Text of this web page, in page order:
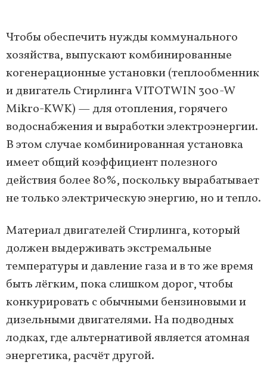
Чтобы обеспечить нужды коммунального
хозяйства, выпускают комбинированные
когенерационные установки (теплообменник
и двигатель Стирлинга VITOTWIN 300-W
Mikro-KWK) — для отопления, горячего
водоснабжения и выработки электроэнергии.
В этом случае комбинированная установка
имеет общий коэффициент полезного
действия более 80%, поскольку вырабатывает
не только электрическую энергию, но и тепло.
Материал двигателей Стирлинга, который
должен выдерживать экстремальные
температуры и давление газа и в то же время
быть лёгким, пока слишком дорог, чтобы
конкурировать с обычными бензиновыми и
дизельными двигателями. На подводных
лодках, где альтернативой является атомная
энергетика, расчёт другой.